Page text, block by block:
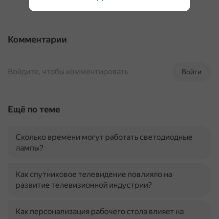
Комментарии
Войти
Войдите, чтобы комментировать
Ещё по теме
Сколько времени могут работать светодиодные
лампы?
Как спутниковое телевидение повлияло на
развитие телевизионной индустрии?
Как персонализация рабочего стола влияет на